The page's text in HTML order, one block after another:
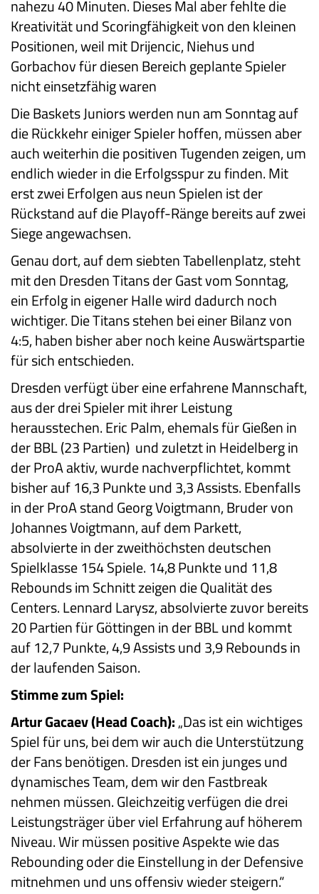
nahezu 40 Minuten. Dieses Mal aber fehlte die
Kreativität und Scoringfähigkeit von den kleinen
Positionen, weil mit Drijencic, Niehus und
Gorbachov für diesen Bereich geplante Spieler
nicht einsetzfähig waren
Die Baskets Juniors werden nun am Sonntag auf
die Rückkehr einiger Spieler hoffen, müssen aber
auch weiterhin die positiven Tugenden zeigen, um
endlich wieder in die Erfolgsspur zu finden. Mit
erst zwei Erfolgen aus neun Spielen ist der
Rückstand auf die Playoff-Ränge bereits auf zwei
Siege angewachsen.
Genau dort, auf dem siebten Tabellenplatz, steht
mit den Dresden Titans der Gast vom Sonntag,
ein Erfolg in eigener Halle wird dadurch noch
wichtiger. Die Titans stehen bei einer Bilanz von
4:5, haben bisher aber noch keine Auswärtspartie
für sich entschieden.
Dresden verfügt über eine erfahrene Mannschaft,
aus der drei Spieler mit ihrer Leistung
herausstechen. Eric Palm, ehemals für Gießen in
der BBL (23 Partien) und zuletzt in Heidelberg in
der ProA aktiv, wurde nachverpflichtet, kommt
bisher auf 16,3 Punkte und 3,3 Assists. Ebenfalls
in der ProA stand Georg Voigtmann, Bruder von
Johannes Voigtmann, auf dem Parkett,
absolvierte in der zweithöchsten deutschen
Spielklasse 154 Spiele. 14,8 Punkte und 11,8
Rebounds im Schnitt zeigen die Qualität des
Centers. Lennard Larysz, absolvierte zuvor bereits
20 Partien für Göttingen in der BBL und kommt
auf 12,7 Punkte, 4,9 Assists und 3,9 Rebounds in
der laufenden Saison.
Stimme zum Spiel:
Artur Gacaev (Head Coach):„Das ist ein wichtiges
Spiel für uns, bei dem wir auch die Unterstützung
der Fans benötigen. Dresden ist ein junges und
dynamisches Team, dem wir den Fastbreak
nehmen müssen. Gleichzeitig verfügen die drei
Leistungsträger über viel Erfahrung auf höherem
Niveau. Wir müssen positive Aspekte wie das
Rebounding oder die Einstellung in der Defensive
mitnehmen und uns offensiv wieder steigern.“